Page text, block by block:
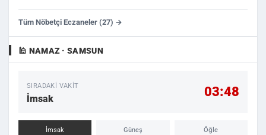
Tüm Nöbetçi Eczaneler (27) →
🕌 NAMAZ · SAMSUN
SIRADAKI VAKIT
İmsak 03:48
İmsak Güneş Öğle